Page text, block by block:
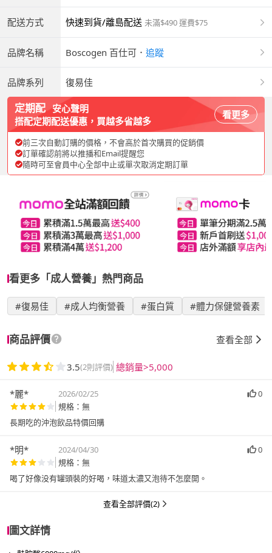
配送方式 快速到貨/離島配送 未滿$490 運費$75
品牌名稱 Boscogen 百仕可 ． 追蹤
品牌系列 復易佳
定期配 安心聲明
搭配定期配送優惠，買越多省越多
看更多
前三次自動訂購的價格，不會高於首次購買的促銷價
訂單確認前將以推播和Email提醒您
隨時可至會員中心全部中止或單次取消定期訂單
看更多「成人營養」熱門商品
#復易佳 #成人均衡營養 #蛋白質 #體力保健營養素
商品評價 查看全部
3.5(2則評價) 總銷量>5,000
*麗* 2026/02/25
0
規格：無
長期吃的沖泡飲品特價回購
*明* 2024/04/30
0
規格：無
喝了好像没有罐頭裝的好喝，味道太濃又泡待不怎麼開。
查看全部評價(2)
圖文詳情